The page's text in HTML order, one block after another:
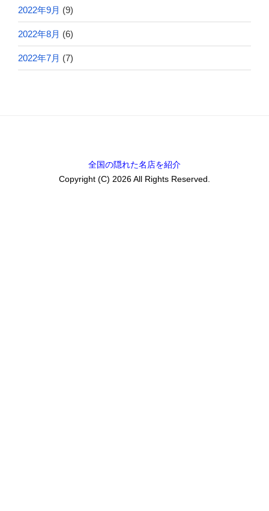
2022年9月 (9)
2022年8月 (6)
2022年7月 (7)
全国の隠れた名店を紹介
Copyright (C) 2026 All Rights Reserved.